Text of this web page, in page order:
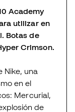
Academy
utilizar en
Botas de
Crimson.
Nike, una
en el
Mercurial,
de